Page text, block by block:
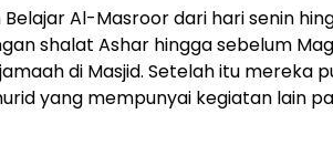
Al-Masroor dari hari senin
shalat Ashar hingga sebelum
di Masjid. Setelah itu mereka
yang mempunyai kegiatan lain